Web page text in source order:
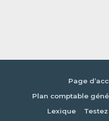
Page
Plan comptable
Lexique